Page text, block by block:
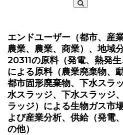
エンドユーザー（都市、産
農業、農業、商業）、地域
20311の原料（発電、熱発生
による原料（農業廃棄物、
都市固形廃棄物、下水スラ
水スラッジ、下水スラッジ
ラッジ）による生物ガス市
よび産業分析、供給（発電
の他）